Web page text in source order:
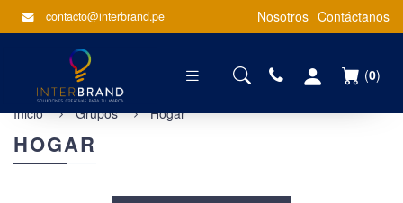
contacto@interbrand.pe Nosotros Contáctanos
(0)
Inicio Grupos Hogar
HOGAR